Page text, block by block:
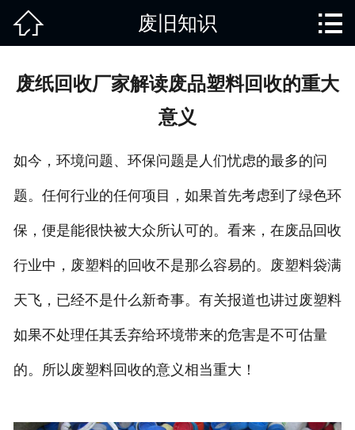
服务项目
新闻动态
免责说明
 废旧知识 
废纸回收厂家解读废品塑料回收的重大
意义
如今，环境问题、环保问题是人们忧虑的最多的问
题。任何行业的任何项目，如果首先考虑到了绿色环
保，便是能很快被大众所认可的。看来，在废品回收
行业中，废塑料的回收不是那么容易的。废塑料袋满
天飞，已经不是什么新奇事。有关报道也讲过废塑料
如果不处理任其丢弃给环境带来的危害是不可估量
的。所以废塑料回收的意义相当重大！